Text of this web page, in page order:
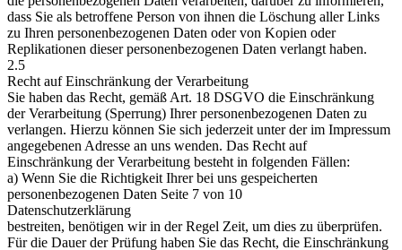
dass Sie als betroffene Person von ihnen die Löschung aller Links
zu Ihren personenbezogenen Daten oder von Kopien oder
Replikationen dieser personenbezogenen Daten verlangt haben.
2.5
Recht auf Einschränkung der Verarbeitung
Sie haben das Recht, gemäß Art. 18 DSGVO die Einschränkung
der Verarbeitung (Sperrung) Ihrer personenbezogenen Daten zu
verlangen. Hierzu können Sie sich jederzeit unter der im Impressum
angegebenen Adresse an uns wenden. Das Recht auf
Einschränkung der Verarbeitung besteht in folgenden Fällen:
a) Wenn Sie die Richtigkeit Ihrer bei uns gespeicherten
personenbezogenen Daten Seite 7 von 10
Datenschutzerklärung
bestreiten, benötigen wir in der Regel Zeit, um dies zu überprüfen.
Für die Dauer der Prüfung haben Sie das Recht, die Einschränkung